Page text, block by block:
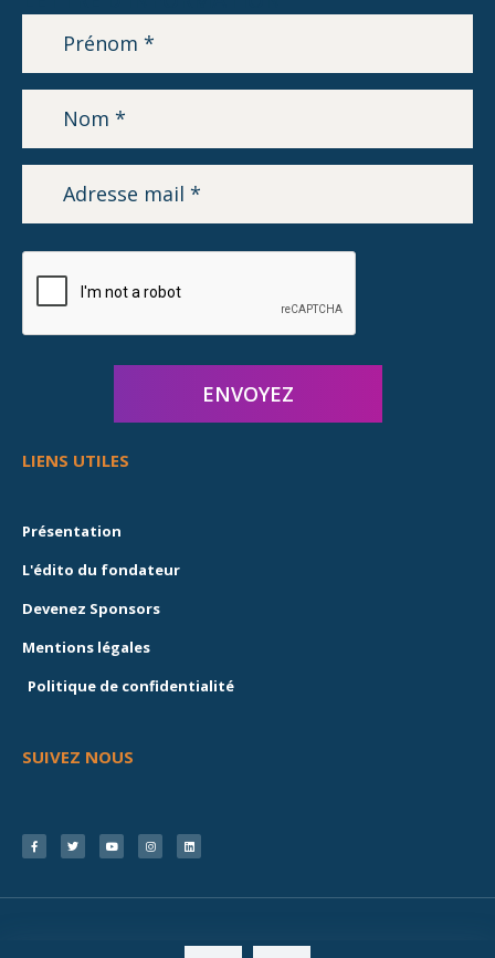
LIENS UTILES
Présentation
L'édito du fondateur
Devenez Sponsors
Mentions légales
Politique de confidentialité
SUIVEZ NOUS